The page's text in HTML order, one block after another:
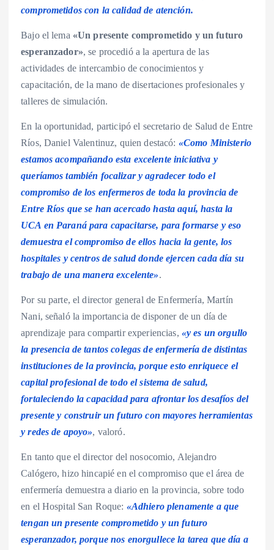
comprometidos con la calidad de atención.
Bajo el lema «Un presente comprometido y un futuro
esperanzador», se procedió a la apertura de las
actividades de intercambio de conocimientos y
capacitación, de la mano de disertaciones profesionales y
talleres de simulación.
En la oportunidad, participó el secretario de Salud de Entre
Ríos, Daniel Valentinuz, quien destacó: «Como Ministerio
estamos acompañando esta excelente iniciativa y
queríamos también focalizar y agradecer todo el
compromiso de los enfermeros de toda la provincia de
Entre Ríos que se han acercado hasta aquí, hasta la
UCA en Paraná para capacitarse, para formarse y eso
demuestra el compromiso de ellos hacia la gente, los
hospitales y centros de salud donde ejercen cada día su
trabajo de una manera excelente».
Por su parte, el director general de Enfermería, Martín
Nani, señaló la importancia de disponer de un día de
aprendizaje para compartir experiencias, «y es un orgullo
la presencia de tantos colegas de enfermería de distintas
instituciones de la provincia, porque esto enriquece el
capital profesional de todo el sistema de salud,
fortaleciendo la capacidad para afrontar los desafíos del
presente y construir un futuro con mayores herramientas
y redes de apoyo», valoró.
En tanto que el director del nosocomio, Alejandro
Calógero, hizo hincapié en el compromiso que el área de
enfermería demuestra a diario en la provincia, sobre todo
en el Hospital San Roque: «Adhiero plenamente a que
tengan un presente comprometido y un futuro
esperanzador, porque nos enorgullece la tarea que día a